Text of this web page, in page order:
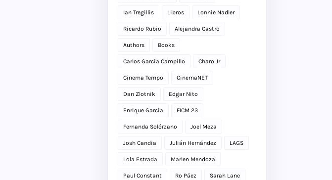
Ian Tregillis Libros Lonnie Nadler
Ricardo Rubio Alejandra Castro
Authors Books
Carlos García Campillo Charo Jr
Cinema Tempo CinemaNET
Dan Zlotnik Edgar Nito
Enrique García FICM 23
Fernanda Solórzano Joel Meza
Josh Candia Julián Hernández LAGS
Lola Estrada Marlen Mendoza
Paul Constant Ro Páez Sarah Lane